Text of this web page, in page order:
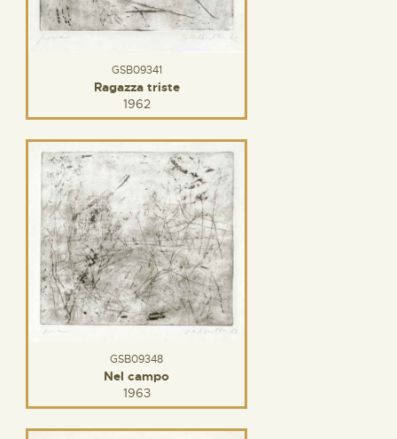
GSB09341
Ragazza triste
1962
GSB09348
Nel campo
1963